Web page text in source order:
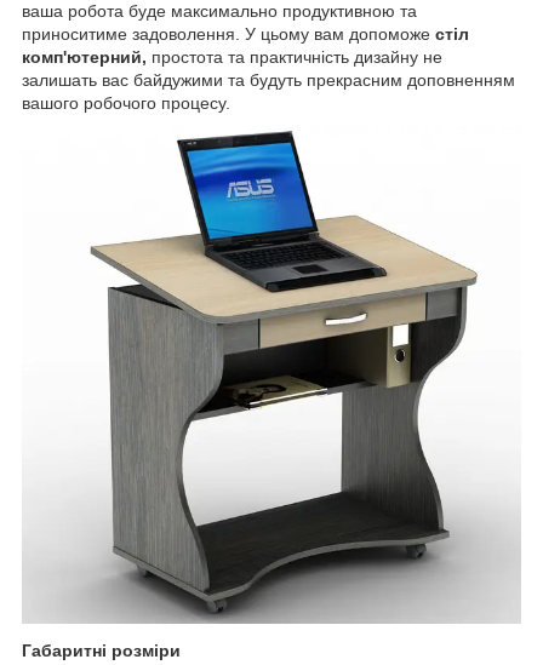
ваша робота буде максимально продуктивною та
приноситиме задоволення. У цьому вам допоможе стіл
комп'ютерний, простота та практичність дизайну не
залишать вас байдужими та будуть прекрасним доповненням
вашого робочого процесу.
Габаритні розміри